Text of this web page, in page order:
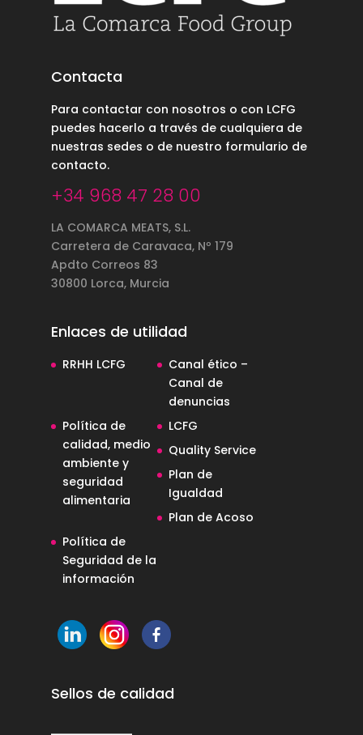
Contacta
Para contactar con nosotros o con LCFG
puedes hacerlo a través de cualquiera de
nuestras sedes o de nuestro formulario de
contacto.
+34 968 47 28 00
LA COMARCA MEATS, S.L.
Carretera de Caravaca, Nº 179
Apdto Correos 83
30800 Lorca, Murcia
Enlaces de utilidad
RRHH LCFG
Canal ético –
Canal de
denuncias
Política de
calidad, medio
ambiente y
seguridad
alimentaria
LCFG
Quality Service
Plan de
Igualdad
Plan de Acoso
Política de
Seguridad de la
información
Sellos de calidad